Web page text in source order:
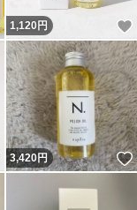
いいね！
1,120 円
いいね！
3,420円